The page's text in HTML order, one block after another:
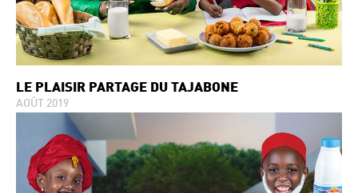
LE PLAISIR PARTAGE DU TAJABONE
AOÛT 2019